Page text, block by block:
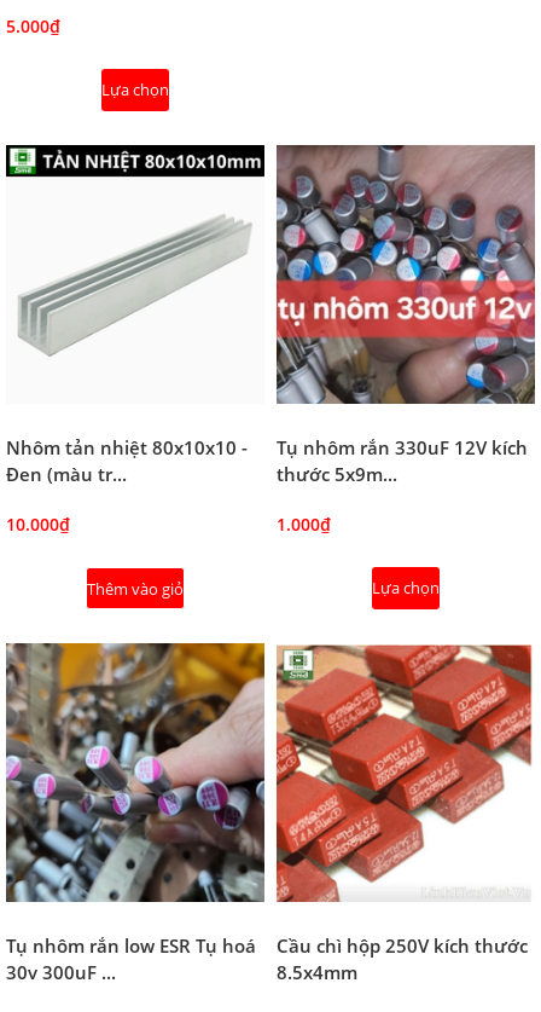
5.000₫
Lựa chọn
Nhôm tản nhiệt 80x10x10 -
Đen (màu tr...
10.000₫
Thêm vào giỏ
Tụ nhôm rắn 330uF 12V kích
thước 5x9m...
1.000₫
Lựa chọn
Tụ nhôm rắn low ESR Tụ hoá
30v 300uF ...
Cầu chì hộp 250V kích thước
8.5x4mm